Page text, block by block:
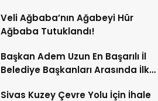
Veli Ağbaba’nın Ağabeyi Hür
Ağbaba Tutuklandı!
Başkan Adem Uzun En Başarılı İl
Belediye Başkanları Arasında İlk
Sivas Kuzey Çevre Yolu İçin İhale